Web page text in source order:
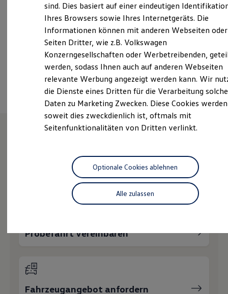
Laden unterwegs
Laden Zuhause
Ladestationen finden
Batterie
Sicherheit
Garantie und Lebensdauer
Nachhaltigkeit
Technologie
Kosten und Kauf
Verbrauchskosten
E-Auto-Förderung
Software und Konnektivität
Digitale Extras
Schnittstellen zu Ihrem ID.
Hybridautos
Marke und Erlebnis
Volkswagen R und R Experience
R-Modelle
Werkbesichtigung
ID. Kollektion
info@gerstenmaier.com
+49 7221 95550
Wie können wir
Ihnen weiterhelfen?
Probefahrt vereinbaren
Fahrzeugangebot anfordern
sind. Dies basiert auf einer eindeutigen
Ihres Browsers sowie Ihres Internetgeräts. Die
Informationen können mit anderen Webseiten oder
Seiten Dritter, wie z.B. Volkswagen
Konzerngesellschaften oder Werbetreibenden,
werden, sodass Ihnen auch auf anderen Webseiten
relevante Werbung angezeigt werden kann. Wir
die Dienste eines Dritten für die Verarbeitung
Daten zu Marketing Zwecken. Diese Cookies
soweit dies zweckdienlich ist, oftmals mit
Seitenfunktionalitäten von Dritten verlinkt.
Alle zulassen
Optionale Cookies ablehnen